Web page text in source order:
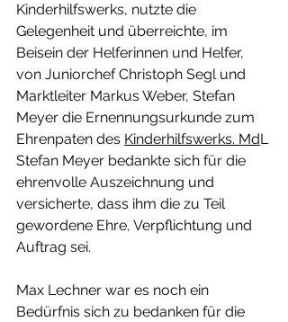
Kinderhilfswerks, nutzte die
Gelegenheit und überreichte, im
Beisein der Helferinnen und Helfer,
von Juniorchef Christoph Segl und
Marktleiter Markus Weber, Stefan
Meyer die Ernennungsurkunde zum
Ehrenpaten des Kinderhilfswerks. MdL
Stefan Meyer bedankte sich für die
ehrenvolle Auszeichnung und
versicherte, dass ihm die zu Teil
gewordene Ehre, Verpflichtung und
Auftrag sei.
Max Lechner war es noch ein
Bedürfnis sich zu bedanken für die